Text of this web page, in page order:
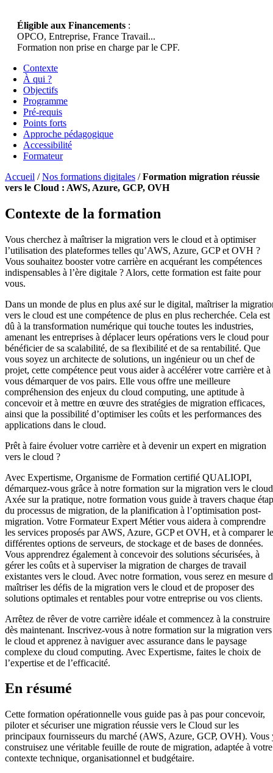
Éligible aux Financements :
OPCO, Entreprise, France Travail...
Formation non prise en charge par le CPF.
Contexte
À qui ?
Objectifs
Programme
Pré-requis
Points forts
Approche pédagogique
Accessibilité
Formateur
Accueil /Nos formations digitales /Formation migration réussie
vers le Cloud : AWS, Azure, GCP, OVH
Contexte de la formation
Vous cherchez à maîtriser la migration vers le cloud et à optimiser
l’utilisation des plateformes telles qu’AWS, Azure, GCP et OVH ?
Vous souhaitez booster votre carrière en acquérant les compétences
indispensables à l’ère digitale ? Alors, cette formation est faite pour
vous.
Dans un monde de plus en plus axé sur le digital, maîtriser la
vers le cloud est une compétence de plus en plus recherchée. Cela est
dû à la transformation numérique qui touche toutes les industries,
amenant les entreprises à déplacer leurs opérations vers le cloud pour
bénéficier de sa scalabilité, de sa flexibilité et de sa rentabilité. Que
vous soyez un architecte de solutions, un ingénieur ou un chef de
projet, cette compétence peut vous aider à accélérer votre carrière et à
vous démarquer de vos pairs. Elle vous offre une meilleure
compréhension des enjeux du cloud computing, une aptitude à
concevoir et à mettre en œuvre des stratégies de migration efficaces,
ainsi que la possibilité d’optimiser les coûts et les performances des
applications dans le cloud.
Prêt à faire évoluer votre carrière et à devenir un expert en migration
vers le cloud ?
Avec Expertisme, Organisme de Formation certifié QUALIOPI,
démarquez-vous grâce à notre formation sur la migration vers le
Axée sur la pratique, notre formation vous guide à travers chaque
du processus de migration, de la planification à l’optimisation post-
migration. Votre Formateur Expert Métier vous aidera à comprendre
les services proposés par AWS, Azure, GCP et OVH, et à comparer
différentes options de serveurs, de stockage et de bases de données.
Vous apprendrez également à concevoir des solutions sécurisées, à
gérer les coûts et à superviser la migration de charges de travail
existantes vers le cloud. Avec notre formation, vous serez en mesure
maîtriser les défis de la migration vers le cloud et de proposer des
solutions optimales et rentables pour votre entreprise ou vos clients.
Arrêtez de rêver de votre carrière idéale et commencez à la construire
dès maintenant. Inscrivez-vous à notre formation sur la migration vers
le cloud et apprenez à naviguer avec assurance dans le paysage
complexe du cloud computing. Avec Expertisme, faites le choix de
l’expertise et de l’efficacité.
En résumé
Cette formation opérationnelle vous guide pas à pas pour concevoir,
piloter et sécuriser une migration réussie vers le Cloud sur les
principaux fournisseurs du marché (AWS, Azure, GCP, OVH). Vous
construisez une véritable feuille de route de migration, adaptée à votre
contexte technique, organisationnel et budgétaire.